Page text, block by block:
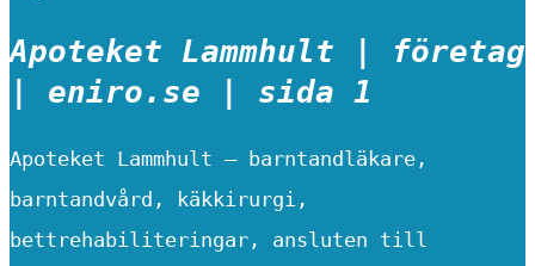
Apoteket Lammhult | företag
| eniro.se | sida 1
Apoteket Lammhult – barntandläkare,
barntandvård, käkkirurgi,
bettrehabiliteringar, ansluten till